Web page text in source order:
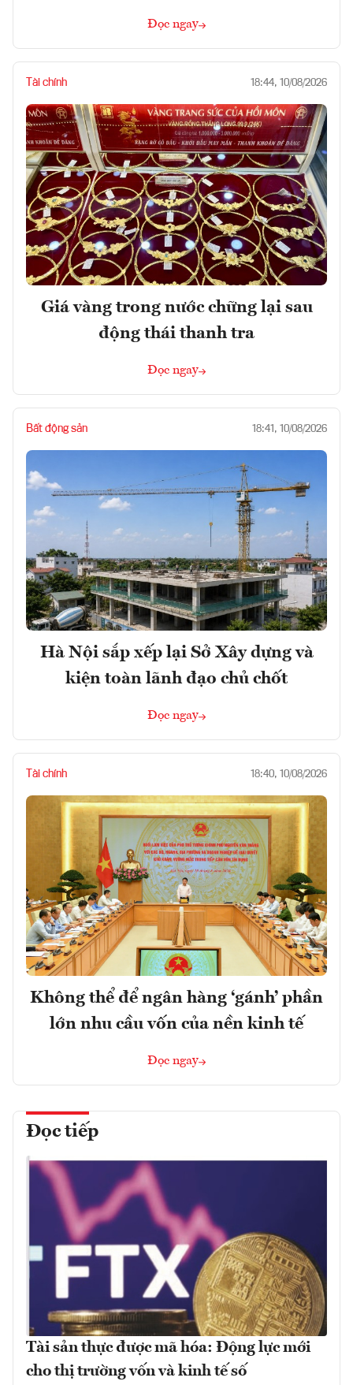
Đọc ngay
Tài chính 18:44, 10/08/2026
Giá vàng trong nước chững lại sau
động thái thanh tra
Đọc ngay
Bất động sản 18:41, 10/08/2026
Hà Nội sắp xếp lại Sở Xây dựng và
kiện toàn lãnh đạo chủ chốt
Đọc ngay
Tài chính 18:40, 10/08/2026
Không thể để ngân hàng ‘gánh’ phần
lớn nhu cầu vốn của nền kinh tế
Đọc ngay
Đọc tiếp
Tài sản thực được mã hóa: Động lực mới
cho thị trường vốn và kinh tế số